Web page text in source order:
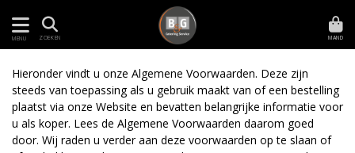
MENU ZOEKEN MAND
Hieronder vindt u onze Algemene Voorwaarden. Deze zijn
steeds van toepassing als u gebruik maakt van of een bestelling
plaatst via onze Website en bevatten belangrijke informatie voor
u als koper. Lees de Algemene Voorwaarden daarom goed
door. Wij raden u verder aan deze voorwaarden op te slaan of